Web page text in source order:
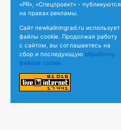
«PR», «Спецпроект» - публикуются
на правах рекламы.
Сайт newkaliningrad.ru использует
файлы cookie. Продолжая работу
с сайтом, вы соглашаетесь на
сбор и последующую обработку
файлов cookie.